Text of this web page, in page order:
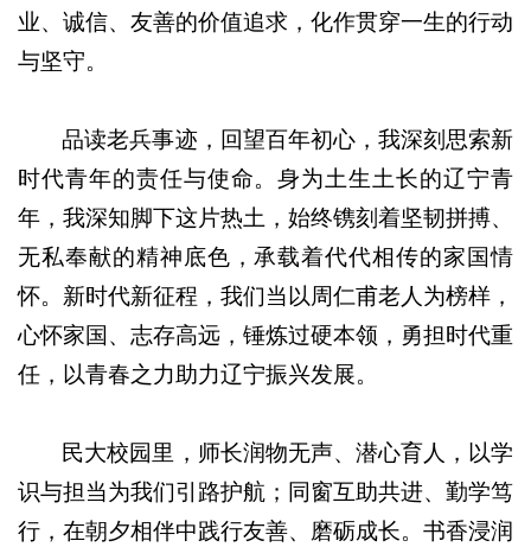
业、诚信、友善的价值追求，化作贯穿一生的行动
与坚守。
品读老兵事迹，回望百年初心，我深刻思索新
时代青年的责任与使命。身为土生土长的辽宁青
年，我深知脚下这片热土，始终镌刻着坚韧拼搏、
无私奉献的精神底色，承载着代代相传的家国情
怀。新时代新征程，我们当以周仁甫老人为榜样，
心怀家国、志存高远，锤炼过硬本领，勇担时代重
任，以青春之力助力辽宁振兴发展。
民大校园里，师长润物无声、潜心育人，以学
识与担当为我们引路护航；同窗互助共进、勤学笃
行，在朝夕相伴中践行友善、磨砺成长。书香浸润